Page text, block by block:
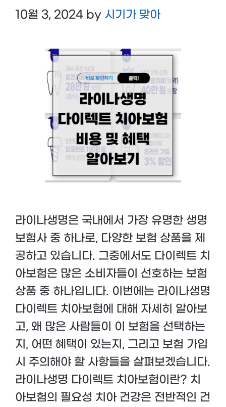
10월 3, 2024 by 시기가 맞아
라이나생명은 국내에서 가장 유명한 생명
보험사 중 하나로, 다양한 보험 상품을 제
공하고 있습니다. 그중에서도 다이렉트 치
아보험은 많은 소비자들이 선호하는 보험
상품 중 하나입니다. 이번에는 라이나생명
다이렉트 치아보험에 대해 자세히 알아보
고, 왜 많은 사람들이 이 보험을 선택하는
지, 어떤 혜택이 있는지, 그리고 보험 가입
시 주의해야 할 사항들을 살펴보겠습니다.
라이나생명 다이렉트 치아보험이란? 치
아보험의 필요성 치아 건강은 전반적인 건